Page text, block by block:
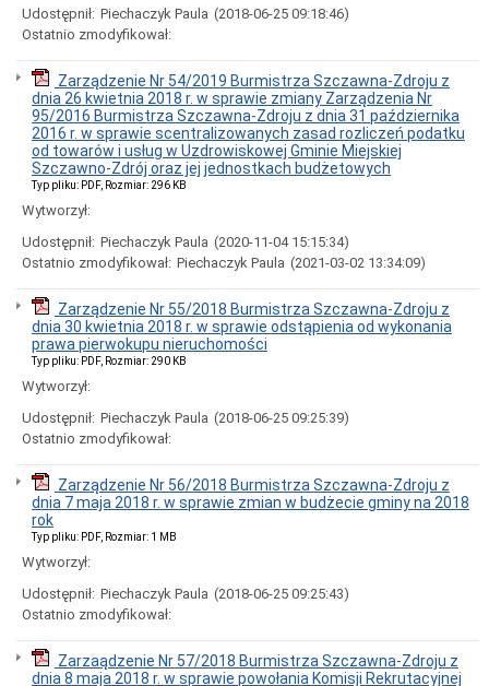
Udostępnił: Piechaczyk Paula (2018-06-25 09:18:46)
Ostatnio zmodyfikował:
Zarządzenie Nr 54/2019 Burmistrza Szczawna-Zdroju z
dnia 26 kwietnia 2018 r. w sprawie zmiany Zarządzenia Nr
95/2016 Burmistrza Szczawna-Zdroju z dnia 31 października
2016 r. w sprawie scentralizowanych zasad rozliczeń podatku
od towarów i usług w Uzdrowiskowej Gminie Miejskiej
Szczawno-Zdrój oraz jej jednostkach budżetowych
Typ pliku: PDF, Rozmiar: 296 KB
Wytworzył:
Udostępnił: Piechaczyk Paula (2020-11-04 15:15:34)
Ostatnio zmodyfikował: Piechaczyk Paula (2021-03-02 13:34:09)
Zarządzenie Nr 55/2018 Burmistrza Szczawna-Zdroju z
dnia 30 kwietnia 2018 r. w sprawie odstąpienia od wykonania
prawa pierwokupu nieruchomości
Typ pliku: PDF, Rozmiar: 290 KB
Wytworzył:
Udostępnił: Piechaczyk Paula (2018-06-25 09:25:39)
Ostatnio zmodyfikował:
Zarządzenie Nr 56/2018 Burmistrza Szczawna-Zdroju z
dnia 7 maja 2018 r. w sprawie zmian w budżecie gminy na 2018
rok
Typ pliku: PDF, Rozmiar: 1 MB
Wytworzył:
Udostępnił: Piechaczyk Paula (2018-06-25 09:25:43)
Ostatnio zmodyfikował:
Zarzaądzenie Nr 57/2018 Burmistrza Szczawna-Zdroju z
dnia 8 maja 2018 r. w sprawie powołania Komisji Rekrutacyjnej